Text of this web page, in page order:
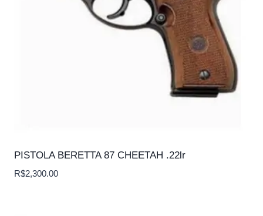
PISTOLA BERETTA 87 CHEETAH .22lr
R$2,300.00